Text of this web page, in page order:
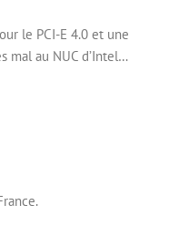
le PCI-E 4.0 et une
mal au NUC d’Intel…